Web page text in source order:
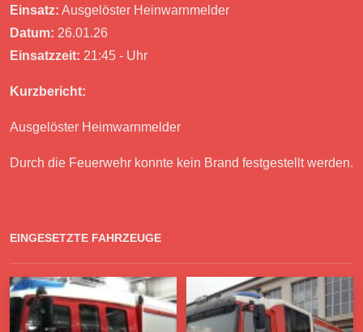
Einsatz: Ausgelöster Heinwarnmelder
Datum: 26.01.26
Einsatzzeit: 21:45 - Uhr
Kurzbericht:
Ausgelöster Heimwarnmelder
Durch die Feuerwehr konnte kein Brand festgestellt werden.
EINGESETZTE FAHRZEUGE